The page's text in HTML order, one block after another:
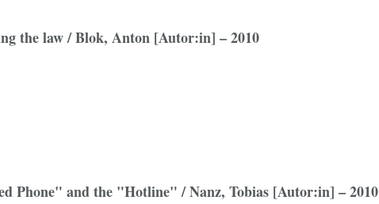
the law / Blok, Anton [Autor:in] – 2010
Phone" and the "Hotline" / Nanz, Tobias [Autor:in] – 2010